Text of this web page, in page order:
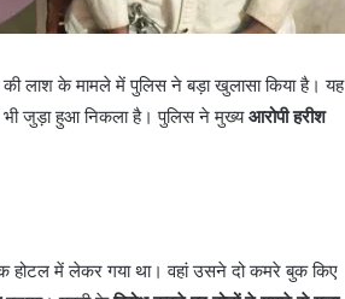
की लाश के मामले में पुलिस ने बड़ा खुलासा किया है। यह
से भी जुड़ा हुआ निकला है। पुलिस ने मुख्यआरोपी हरीश
होटल में लेकर गया था। वहां उसने दो कमरे बुक किए